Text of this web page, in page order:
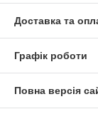
Теплиці
Доставка та
Графік роботи
Повна версія